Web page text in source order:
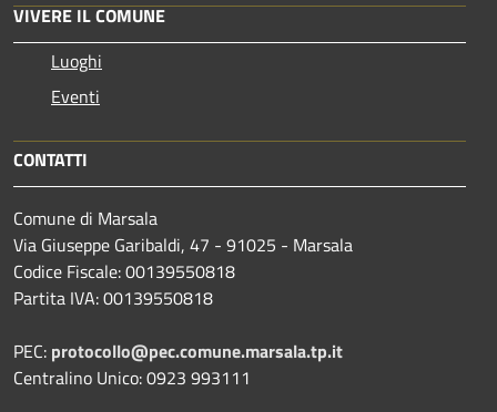
VIVERE IL COMUNE
Luoghi
Eventi
CONTATTI
Comune di Marsala
Via Giuseppe Garibaldi, 47 - 91025 - Marsala
Codice Fiscale: 00139550818
Partita IVA: 00139550818
PEC: protocollo@pec.comune.marsala.tp.it
Centralino Unico: 0923 993111